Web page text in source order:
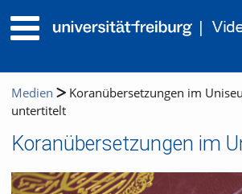
Medien
Koranübersetzungen im
untertitelt